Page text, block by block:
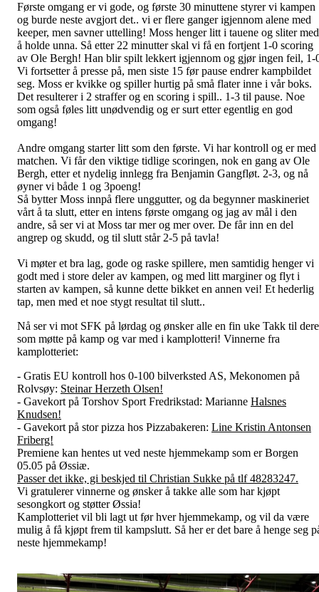
Første omgang er vi gode, og første 30 minuttene styrer vi kampen
og burde neste avgjort det.. vi er flere ganger igjennom alene med
keeper, men savner uttelling! Moss henger litt i tauene og sliter med
å holde unna. Så etter 22 minutter skal vi få en fortjent 1-0 scoring
av Ole Bergh! Han blir spilt lekkert igjennom og gjør ingen feil, 1-
Vi fortsetter å presse på, men siste 15 før pause endrer kampbildet
seg. Moss er kvikke og spiller hurtig på små flater inne i vår boks.
Det resulterer i 2 straffer og en scoring i spill.. 1-3 til pause. Noe
som også føles litt unødvendig og er surt etter egentlig en god
omgang!
Andre omgang starter litt som den første. Vi har kontroll og er med
matchen. Vi får den viktige tidlige scoringen, nok en gang av Ole
Bergh, etter et nydelig innlegg fra Benjamin Gangfløt. 2-3, og nå
øyner vi både 1 og 3poeng!
Så bytter Moss innpå flere unggutter, og da begynner maskineriet
vårt å ta slutt, etter en intens første omgang og jag av mål i den
andre, så ser vi at Moss tar mer og mer over. De får inn en del
angrep og skudd, og til slutt står 2-5 på tavla!
Vi møter et bra lag, gode og raske spillere, men samtidig henger vi
godt med i store deler av kampen, og med litt marginer og flyt i
starten av kampen, så kunne dette bikket en annen vei! Et hederlig
tap, men med et noe stygt resultat til slutt..
Nå ser vi mot SFK på lørdag og ønsker alle en fin uke Takk til dere
som møtte på kamp og var med i kamplotteri! Vinnerne fra
kamplotteriet:
- Gratis EU kontroll hos 0-100 bilverksted AS, Mekonomen på
Rolvsøy: Steinar Herzeth Olsen!
- Gavekort på Torshov Sport Fredrikstad: Marianne Halsnes
Knudsen!
- Gavekort på stor pizza hos Pizzabakeren: Line Kristin Antonsen
Friberg!
Premiene kan hentes ut ved neste hjemmekamp som er Borgen
05.05 på Øssiæ.
Passer det ikke, gi beskjed til Christian Sukke på tlf 48283247.
Vi gratulerer vinnerne og ønsker å takke alle som har kjøpt
sesongkort og støtter Øssia!
Kamplotteriet vil bli lagt ut før hver hjemmekamp, og vil da være
mulig å få kjøpt frem til kampslutt. Så her er det bare å henge seg
neste hjemmekamp!